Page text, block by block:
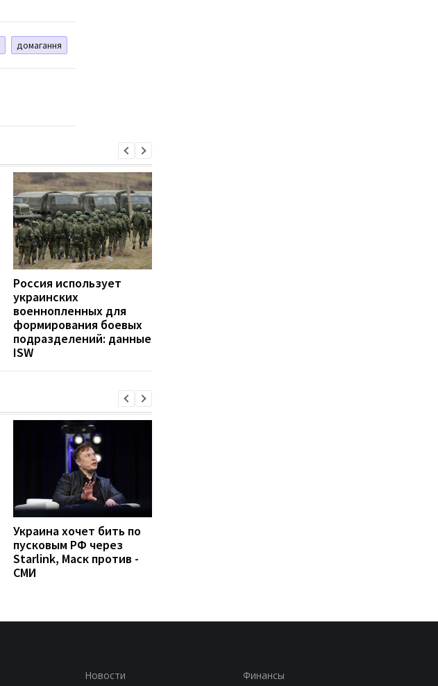
домагання
Россия использует
украинских
военнопленных для
формирования боевых
подразделений: данные
ISW
Украина хочет бить по
пусковым РФ через
Starlink, Маск против -
СМИ
Новости Финансы